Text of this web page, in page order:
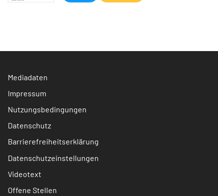
Mediadaten
Impressum
Nutzungsbedingungen
Datenschutz
Barrierefreiheitserklärung
Datenschutzeinstellungen
Videotext
Offene Stellen